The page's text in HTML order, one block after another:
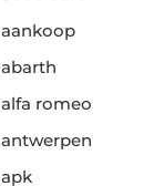
aankoop
abarth
alfa romeo
antwerpen
apk